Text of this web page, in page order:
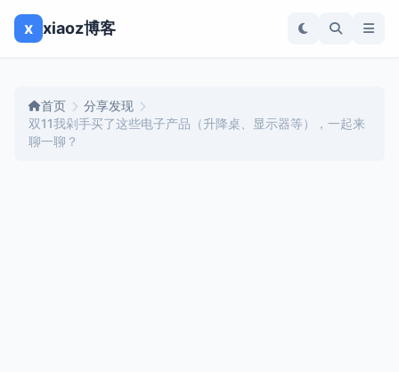
x xiaoz博客
首页
分享发现
双11我剁手买了这些电子产品（升降桌、显示器等），一起来
聊一聊？